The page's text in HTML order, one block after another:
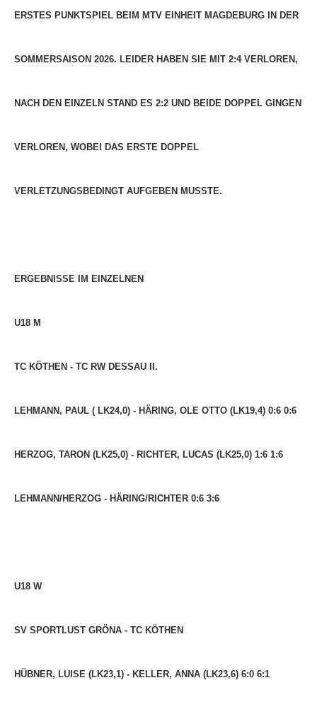
TRAINING
Trainer
EVENTS & TURNIERE
4-Städte-Turnier
ERSTES PUNKTSPIEL BEIM MTV EINHEIT MAGDEBURG IN DER
SOMMERSAISON 2026. LEIDER HABEN SIE MIT 2:4 VERLOREN,
NACH DEN EINZELN STAND ES 2:2 UND BEIDE DOPPEL GINGEN
VERLOREN, WOBEI DAS ERSTE DOPPEL
VERLETZUNGSBEDINGT AUFGEBEN MUSSTE.
ERGEBNISSE IM EINZELNEN
U18 M
TC KÖTHEN - TC RW DESSAU II.
LEHMANN, PAUL ( LK24,0) - HÄRING, OLE OTTO (LK19,4) 0:6 0:6
HERZOG, TARON (LK25,0) - RICHTER, LUCAS (LK25,0) 1:6 1:6
LEHMANN/HERZOG - HÄRING/RICHTER 0:6 3:6
U18 W
SV SPORTLUST GRÖNA - TC KÖTHEN
HÜBNER, LUISE (LK23,1) - KELLER, ANNA (LK23,6) 6:0 6:1